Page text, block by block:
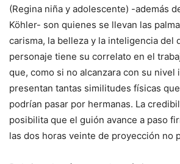
(Regina niña y adolescente) -además
Köhler- son quienes se llevan las
carisma, la belleza y la inteligencia del
personaje tiene su correlato en el
que, como si no alcanzara con su nivel
presentan tantas similitudes físicas
podrían pasar por hermanas. La
posibilita que el guión avance a paso
las dos horas veinte de proyección no